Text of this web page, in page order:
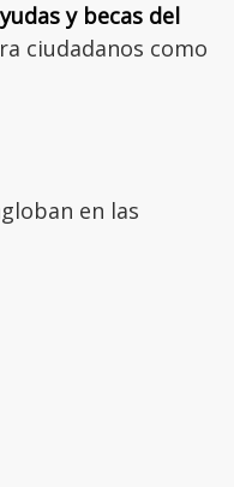
y becas del
ciudadanos como
en las